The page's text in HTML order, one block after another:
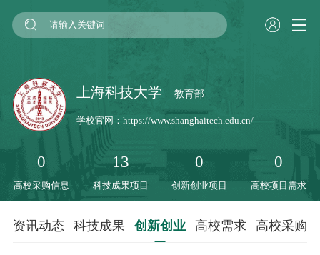
上海科技大学 教育部
学校官网： https://www.shanghaitech.edu.cn/
0
高校采购信息
13
科技成果项目
0
创新创业项目
0
高校项目需求
资讯动态 科技成果 创新创业 高校需求 高校采购